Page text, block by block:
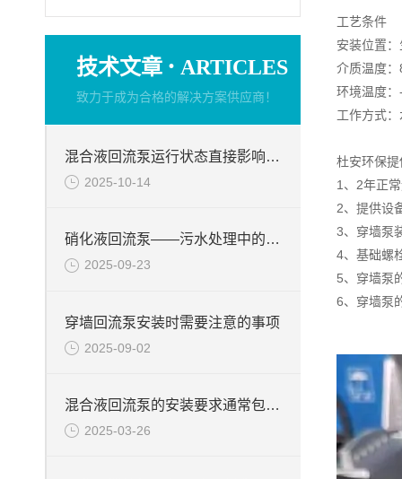
技术文章 · ARTICLES
致力于成为合格的解决方案供应商！
混合液回流泵运行状态直接影响整个工艺流程的稳定性与效率
2025-10-14
硝化液回流泵——污水处理中的关键角色
2025-09-23
穿墙回流泵安装时需要注意的事项
2025-09-02
混合液回流泵的安装要求通常包括以下几个方面
2025-03-26
工艺条件
安装位置
介质温度
环境温度
工作方式
杜安环保
1、2年正
2、提供设
3、穿墙泵
4、基础螺
5、穿墙泵
6、穿墙泵